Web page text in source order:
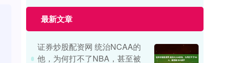
最新文章
证券炒股配资网 统治NCAA的
他，为何打不了NBA，甚至被